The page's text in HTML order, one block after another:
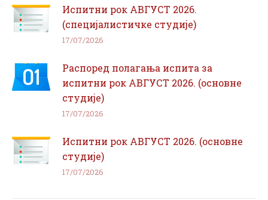
Испитни рок АВГУСТ 2026.
(специјалистичке студије)
17/07/2026
Распоред полагања испита за
испитни рок АВГУСТ 2026. (основне
студије)
17/07/2026
Испитни рок АВГУСТ 2026. (основне
студије)
17/07/2026